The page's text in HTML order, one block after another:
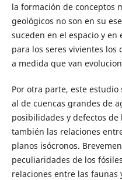
la formación de conceptos
geológicos no son en su
suceden en el espacio y
para los seres vivientes los
a medida que van
Por otra parte, este
al de cuencas grandes de
posibilidades y defectos
también las relaciones
planos isócronos.
peculiaridades de los
relaciones entre las faunas